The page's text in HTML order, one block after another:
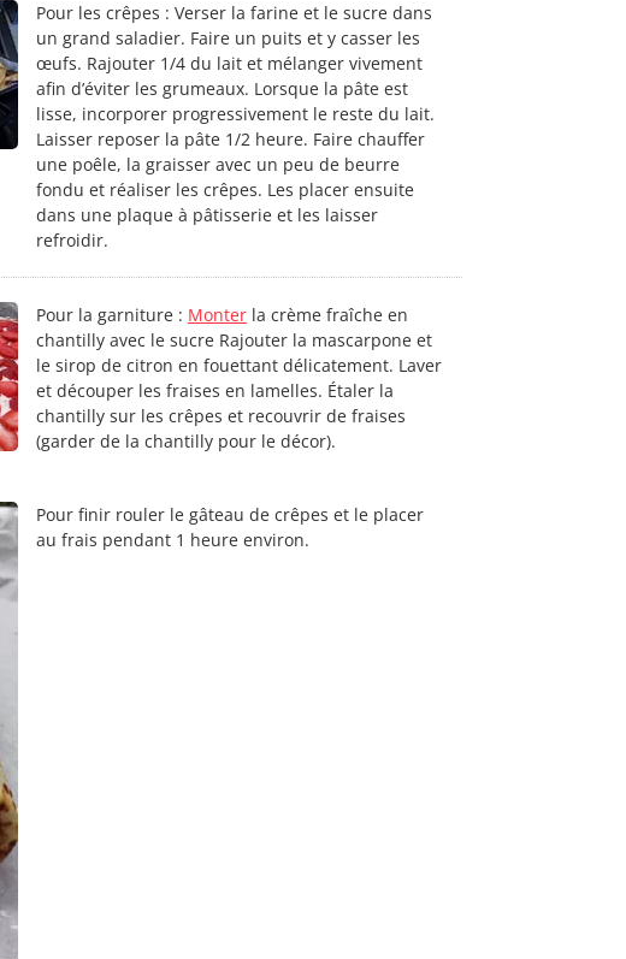
Pour les crêpes : Verser la farine et le sucre dans
un grand saladier. Faire un puits et y casser les
œufs. Rajouter 1/4 du lait et mélanger vivement
afin d’éviter les grumeaux. Lorsque la pâte est
lisse, incorporer progressivement le reste du lait.
Laisser reposer la pâte 1/2 heure. Faire chauffer
une poêle, la graisser avec un peu de beurre
fondu et réaliser les crêpes. Les placer ensuite
dans une plaque à pâtisserie et les laisser
refroidir.
Pour la garniture : Monterla crème fraîche en
chantilly avec le sucre Rajouter la mascarpone et
le sirop de citron en fouettant délicatement. Laver
et découper les fraises en lamelles. Étaler la
chantilly sur les crêpes et recouvrir de fraises
(garder de la chantilly pour le décor).
Pour finir rouler le gâteau de crêpes et le placer
au frais pendant 1 heure environ.